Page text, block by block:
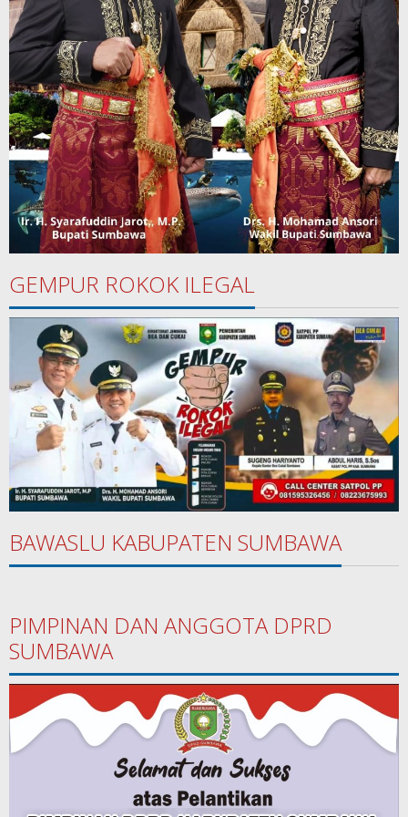
GEMPUR ROKOK ILEGAL
BAWASLU KABUPATEN SUMBAWA
PIMPINAN DAN ANGGOTA DPRD
SUMBAWA